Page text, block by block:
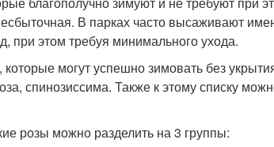
В парках часто высаживают
при этом требуя минимального ухода.
которые могут успешно зимовать без
спинозиссима. Также к этому списку
розы можно разделить на 3 группы: